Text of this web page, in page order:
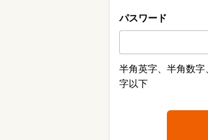
パスワード
半角英字、半角数
字以下